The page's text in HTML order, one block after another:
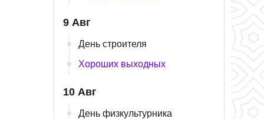
9 Авг
День строителя
Хороших выходных
10 Авг
День физкультурника